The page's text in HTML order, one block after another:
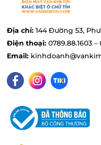
Địa chỉ: 144 Đường 53,
Điện thoại: 0789.88.1603 –
Email: